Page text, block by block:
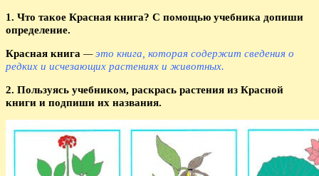
1. Что такое Красная книга? С помощью учебника допиши
определение.
Красная книга —это книга, которая содержит сведения о
редких и исчезающих растениях и животных.
2. Пользуясь учебником, раскрась растения из Красной
книги и подпиши их названия.